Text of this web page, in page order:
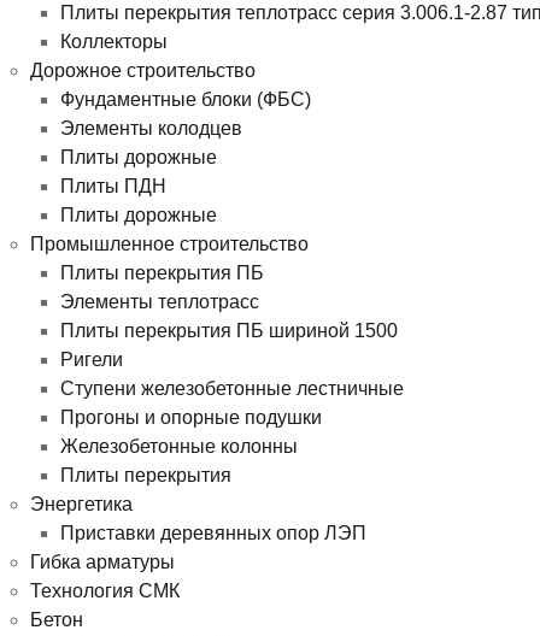
Плиты перекрытия теплотрасс серия 3.006.1-2.87
Коллекторы
Дорожное строительство
Фундаментные блоки (ФБС)
Элементы колодцев
Плиты дорожные
Плиты ПДН
Плиты дорожные
Промышленное строительство
Плиты перекрытия ПБ
Элементы теплотрасс
Плиты перекрытия ПБ шириной 1500
Ригели
Ступени железобетонные лестничные
Прогоны и опорные подушки
Железобетонные колонны
Плиты перекрытия
Энергетика
Приставки деревянных опор ЛЭП
Гибка арматуры
Технология СМК
Бетон